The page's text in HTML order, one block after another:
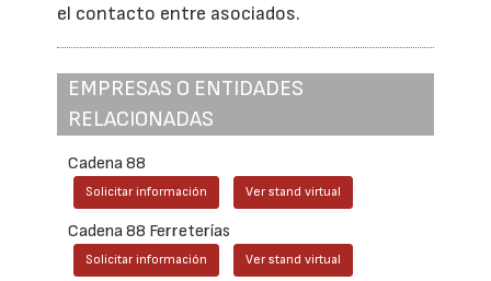
el contacto entre asociados.
EMPRESAS O ENTIDADES
RELACIONADAS
Cadena 88
Solicitar información Ver stand virtual
Cadena 88 Ferreterías
Solicitar información Ver stand virtual